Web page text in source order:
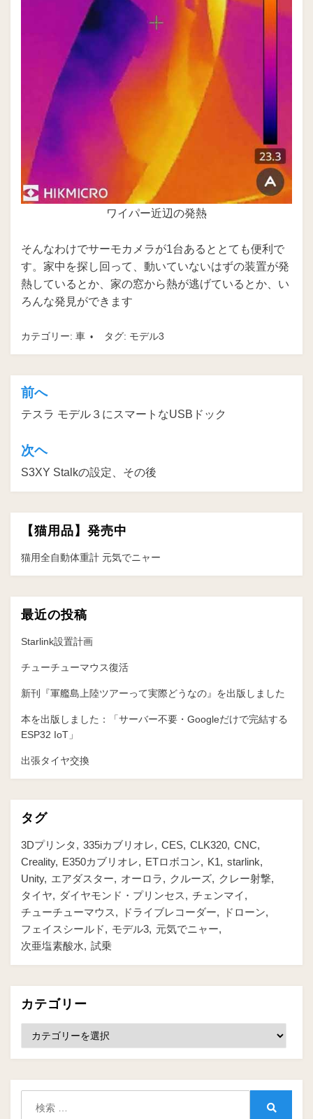
ワイパー近辺の発熱
そんなわけでサーモカメラが1台あるととても便利で
す。家中を探し回って、動いていないはずの装置が発
熱しているとか、家の窓から熱が逃げているとか、い
ろんな発見ができます
カテゴリー: 車 タグ: モデル3
投
稿
ナ
ビ
ゲ
ー
シ
ョ
ン
前へ
テスラ モデル３にスマートなUSBドック
次ヘ
S3XY Stalkの設定、その後
【猫用品】発売中
猫用全自動体重計 元気でニャー
最近の投稿
Starlink設置計画
チューチューマウス復活
新刊『軍艦島上陸ツアーって実際どうなの』を出版しました
本を出版しました：「サーバー不要・Googleだけで完結する
ESP32 IoT」
出張タイヤ交換
タグ
3Dプリンタ 335iカブリオレ CES CLK320 CNC
Creality
E350カブリオレ ETロボコン K1
starlink
Unity
エアダスター オーロラ クルーズ
クレー射撃
タイヤ
ダイヤモンド・プリンセス
チェンマイ
チューチューマウス
ドライブレコーダー
ドローン
フェイスシールド
モデル3
元気でニャー
次亜塩素酸水
試乗
カテゴリー
ゴ
ー